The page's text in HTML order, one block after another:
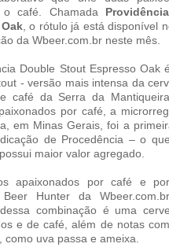
café. Chamada
, o rótulo já está disponível
da Wbeer.com.br neste mês.
Double Stout Espresso Oak
- versão mais intensa da
café da Serra da
por café, a
em Minas Gerais, foi a
de Procedência – o
maior valor agregado.
apaixonados por café e
Beer Hunter da
combinação é uma
e de café, além de notas
como uva passa e ameixa.